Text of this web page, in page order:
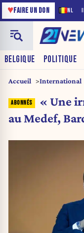
NL
♥FAIRE UN DON
BELGIQUE POLITIQUE
Accueil International
« Une
au Medef,